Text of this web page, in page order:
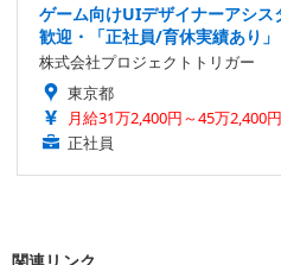
ゲーム向けUIデザイナーアシ
歓迎・「正社員/育休実績あり
株式会社プロジェクトトリガー
東京都
月給31万2,400円～45万2,400円
正社員
関連リンク